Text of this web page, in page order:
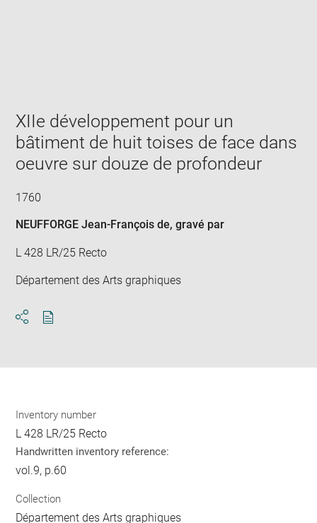
window
XIIe développement pour un
bâtiment de huit toises de face dans
oeuvre sur douze de profondeur
1760
NEUFFORGE Jean-François de, gravé par
L 428 LR/25 Recto
Département des Arts graphiques
Inventory number
L 428 LR/25 Recto
Handwritten inventory reference:
vol.9, p.60
Collection
Département des Arts graphiques